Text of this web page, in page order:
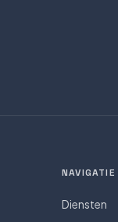
NAVIGATIE
Diensten